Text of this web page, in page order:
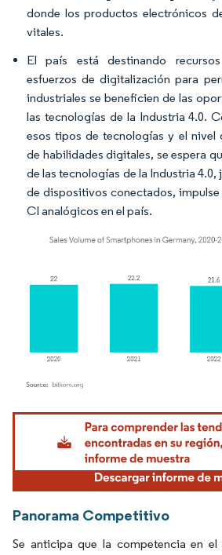
donde los productos electrónicos
vitales.
El país está destinando
esfuerzos de digitalización para
industriales se beneficien de las
las tecnologías de la Industria 4.0.
esos tipos de tecnologías y el nivel
de habilidades digitales, se espera
de las tecnologías de la Industria
de dispositivos conectados, impulse
CI analógicos en el país.
Imagen © Mordor Intelligence. El uso requiere
Panorama Competitivo
Se anticipa que la competencia en